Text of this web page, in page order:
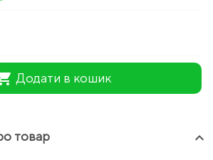
Додати в кошик
товар keyboard_arrow_up